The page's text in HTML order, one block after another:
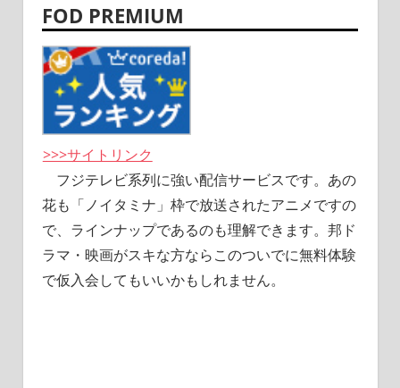
FOD PREMIUM
>>>サイトリンク
フジテレビ系列に強い配信サービスです。あの
花も「ノイタミナ」枠で放送されたアニメですの
で、ラインナップであるのも理解できます。邦ド
ラマ・映画がスキな方ならこのついでに無料体験
で仮入会してもいいかもしれません。